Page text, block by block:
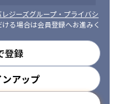
できます
ーです
レジーズグループ・プライバシ
る場合は会員登録へお進みく
登録
アップ